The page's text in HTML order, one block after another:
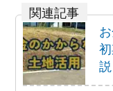
説